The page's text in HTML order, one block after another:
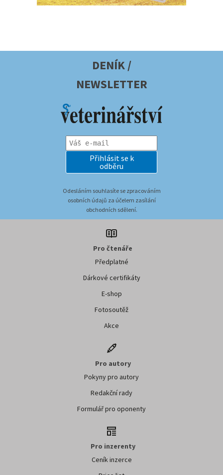
DENÍK /
NEWSLETTER
Přihlásit se k
odběru
Odesláním souhlasíte se zpracováním
osobních údajů za účelem zasílání
obchodních sdělení.
Pro čtenáře
Předplatné
Dárkové certifikáty
E-shop
Fotosoutěž
Akce
Pro autory
Pokyny pro autory
Redakční rady
Formulář pro oponenty
Pro inzerenty
Ceník inzerce